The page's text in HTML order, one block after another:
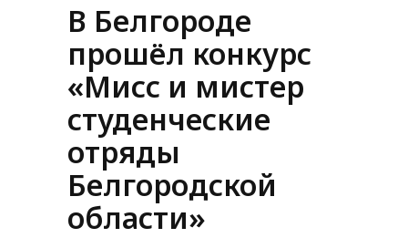
В Белгороде
прошёл конкурс
«Мисс и мистер
студенческие
отряды
Белгородской
области»